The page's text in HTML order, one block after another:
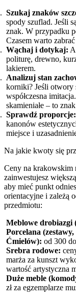
Szukaj znaków
spody szuflad. Jeśli
znak. W przypadku
Czasem warto
Wąchaj i dotykaj:
politurę, drewno,
lakierem.
Analizuj stan
korniki? Jeśli otwory
współczesna
skamieniałe – to
Sprawdź proporcje:
kanonów
miejsce i
Na jakie kwoty się
Ceny na krakowskim
zainwestujesz
aby mieć punkt
orientacyjne i zależą
przedmiotu:
Meblowe drobiazgi
Porcelana
Ćmielów): od 300
Srebra rodowe:
marża za kunszt
wartość artystyczna
Duże meble
zł za egzemplarze